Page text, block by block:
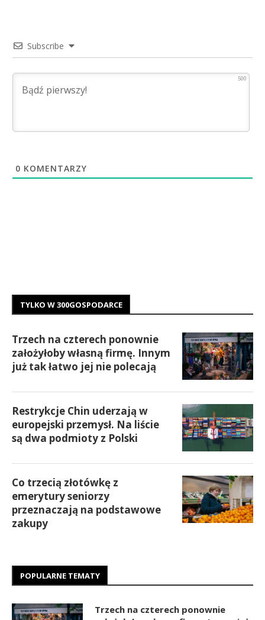
Subscribe
500
0 KOMENTARZY
TYLKO W 300GOSPODARCE
Trzech na czterech ponownie
założyłoby własną firmę. Innym
już tak łatwo jej nie polecają
Restrykcje Chin uderzają w
europejski przemysł. Na liście
są dwa podmioty z Polski
Co trzecią złotówkę z
emerytury seniorzy
przeznaczają na podstawowe
zakupy
POPULARNE TEMATY
Trzech na czterech ponownie